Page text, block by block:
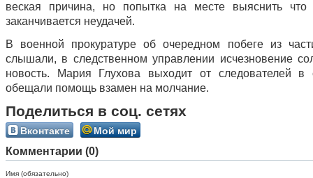
веская причина, но попытка на месте выяснить что
заканчивается неудачей.
В военной прокуратуре об очередном побеге из
слышали, в следственном управлении исчезновение
новость. Мария Глухова выходит от следователей в
обещали помощь взамен на молчание.
Поделиться в соц. сетях
Вконтакте Мой мир
Комментарии (0)
Имя (обязательно)